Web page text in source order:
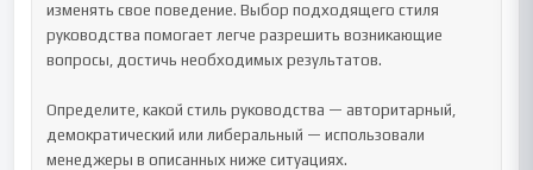
изменять свое поведение. Выбор подходящего стиля
руководства помогает легче разрешить возникающие
вопросы, достичь необходимых результатов.
Определите, какой стиль руководства — авторитарный,
демократический или либеральный — использовали
менеджеры в описанных ниже ситуациях.